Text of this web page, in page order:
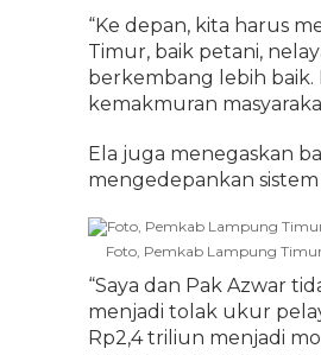
d
k
a
n
V
s
i
i
“Ke depan, kita harus
Timur, baik petani,
berkembang lebih
kemakmuran
Ela juga menegaskan
mengedepankan
Foto, Pemkab Lampung
“Saya dan Pak Azwar
menjadi tolak ukur
Rp2,4 triliun menjadi